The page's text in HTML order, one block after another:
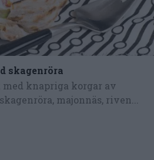
skagenröra
med knapriga korgar av
majonnäs, riven...